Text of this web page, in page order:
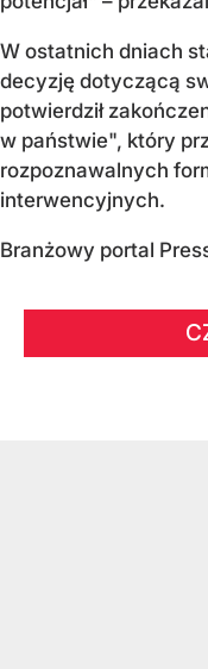
W ostatnich dniach
decyzję dotyczącą
potwierdził
w państwie", który
rozpoznawalnych
interwencyjnych.
Branżowy portal